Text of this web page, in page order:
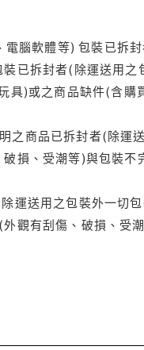
腦軟體等) 包裝已拆
已拆封者(除運送用之
)或之商品缺件(含購
之商品已拆封者(除運
損、受潮等)與包裝不
運送用之包裝外一切
觀有刮傷、破損、受